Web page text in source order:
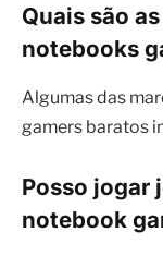
Quais são
notebooks
Algumas das
gamers baratos
Posso jogar
notebook